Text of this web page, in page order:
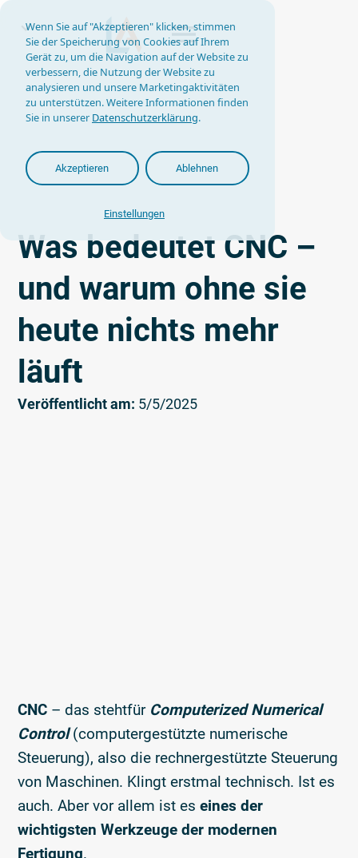
Wenn Sie auf "Akzeptieren" klicken, stimmen
Sie der Speicherung von Cookies auf Ihrem
Gerät zu, um die Navigation auf der Website zu
verbessern, die Nutzung der Website zu
analysieren und unsere Marketingaktivitäten
zu unterstützen. Weitere Informationen finden
Sie in unserer Datenschutzerklärung.
Akzeptieren Ablehnen
Einstellungen
Was bedeutet CNC –
und warum ohne sie
heute nichts mehr
läuft
Veröffentlicht am: 5/5/2025
CNC – das stehtfür Computerized Numerical
Control(computergestützte numerische
Steuerung), also die rechnergestützte Steuerung
von Maschinen. Klingt erstmal technisch. Ist es
auch. Aber vor allem ist eseines der
wichtigsten Werkzeuge der modernen
Fertigung.